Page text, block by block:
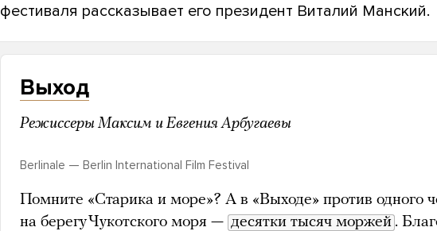
фестиваля рассказывает его президент Виталий Манский.
Выход
Режиссеры Максим и Евгения Арбугаевы
Berlinale — Berlin International Film Festival
Помните «Старика и море»? А в «Выходе» против одного
на берегу Чукотского моря — десятки тысяч моржей .